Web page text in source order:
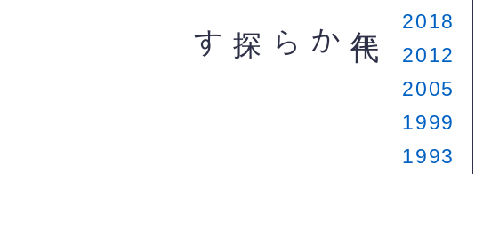
から探す
2018
2012
2005
1999
1993